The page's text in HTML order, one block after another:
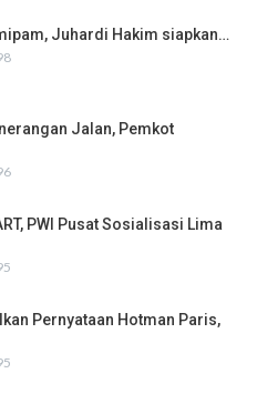
Juhardi Hakim siapkan…
Jalan, Pemkot
PWI Pusat Sosialisasi Lima
Pernyataan Hotman Paris,